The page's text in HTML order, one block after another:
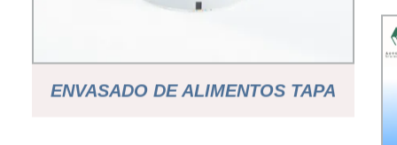
ENVASADO DE ALIMENTOS TAPA